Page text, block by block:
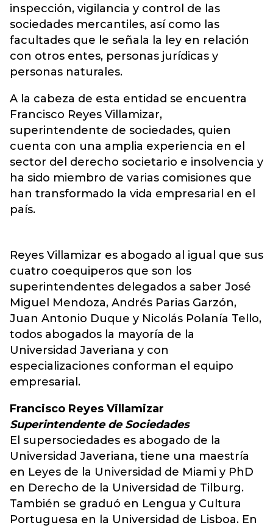
inspección, vigilancia y control de las
sociedades mercantiles, así como las
facultades que le señala la ley en relación
con otros entes, personas jurídicas y
personas naturales.
A la cabeza de esta entidad se encuentra
Francisco Reyes Villamizar,
superintendente de sociedades, quien
cuenta con una amplia experiencia en el
sector del derecho societario e insolvencia y
ha sido miembro de varias comisiones que
han transformado la vida empresarial en el
país.
Reyes Villamizar es abogado al igual que sus
cuatro coequiperos que son los
superintendentes delegados a saber José
Miguel Mendoza, Andrés Parias Garzón,
Juan Antonio Duque y Nicolás Polanía Tello,
todos abogados la mayoría de la
Universidad Javeriana y con
especializaciones conforman el equipo
empresarial.
Francisco Reyes Villamizar
Superintendente de Sociedades
El supersociedades es abogado de la
Universidad Javeriana, tiene una maestría
en Leyes de la Universidad de Miami y PhD
en Derecho de la Universidad de Tilburg.
También se graduó en Lengua y Cultura
Portuguesa en la Universidad de Lisboa. En